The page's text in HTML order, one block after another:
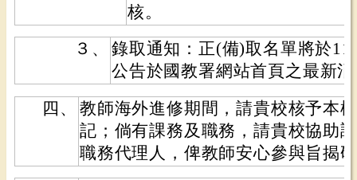
核。
３、
錄取通知：正(備)取名單將於
公告於國教署網站首頁之最新
四、
教師海外進修期間，請貴校核予本
記；倘有課務及職務，請貴校協助
職務代理人，俾教師安心參與旨揭